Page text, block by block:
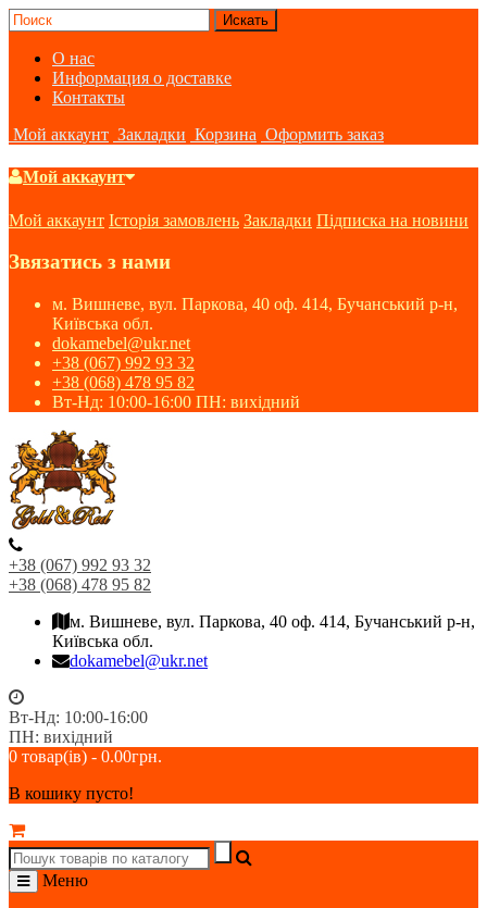
О нас
Информация о доставке
Контакты
Мой аккаунт Закладки Корзина Оформить заказ
Мой аккаунт
Мой аккаунт Історія замовлень Закладки Підписка на новини
Звязатись з нами
м. Вишневе, вул. Паркова, 40 оф. 414, Бучанський р-н,
Київська обл.
dokamebel@ukr.net
+38 (067) 992 93 32
+38 (068) 478 95 82
Вт-Нд: 10:00-16:00 ПН: вихідний
+38 (067) 992 93 32
+38 (068) 478 95 82
м. Вишневе, вул. Паркова, 40 оф. 414, Бучанський р-н,
Київська обл.
dokamebel@ukr.net
Вт-Нд: 10:00-16:00
ПН: вихідний
0 товар(ів) - 0.00грн.
В кошику пусто!
Меню